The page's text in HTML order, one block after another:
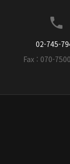
02-745-
Fax : 070-